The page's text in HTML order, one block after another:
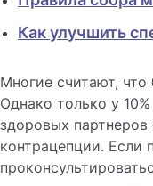
Как улучшить
Многие считают,
Однако только у
здоровых партнеров
контрацепции. Если